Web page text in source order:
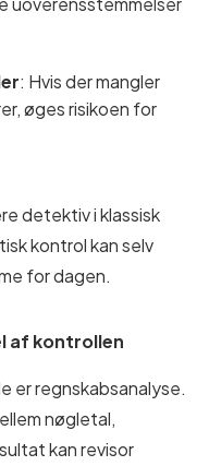
: Hvis der mangler
øges risikoen for
detektiv i klassisk
kontrol kan selv
for dagen.
af kontrollen
er regnskabsanalyse.
nøgletal,
kan revisor